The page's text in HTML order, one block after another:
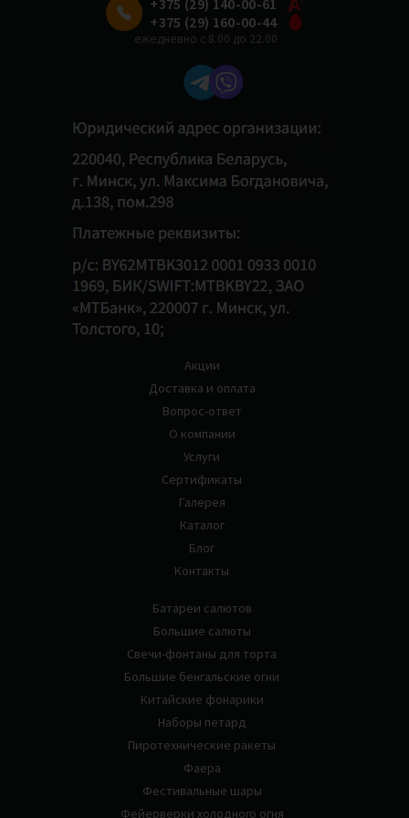
Акции
Доставка и оплата
Вопрос-ответ
О компании
Услуги
Сертификаты
Галерея
Каталог
Блог
Контакты
Батареи салютов
Большие салюты
Свечи-фонтаны для торта
Большие бенгальские огни
Китайские фонарики
Наборы петард
Пиротехнические ракеты
Фаера
Фестивальные шары
Фейерверки холодного огня
+375 (29) 140-00-61
+375 (29) 160-00-44
ежедневно с 8.00 до 22.00